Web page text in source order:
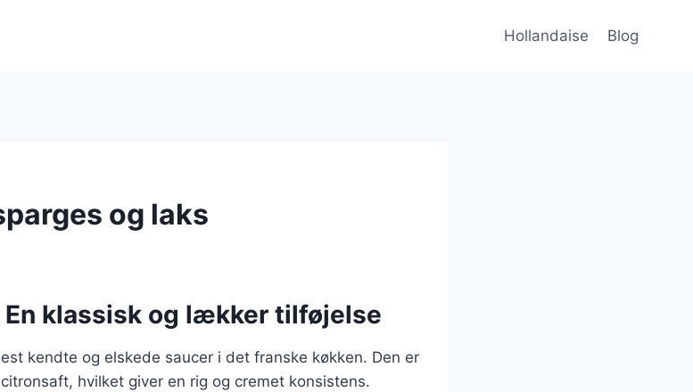
Hollandaise Blog
og laks
En klassisk og lækker tilføjelse
kendte og elskede saucer i det franske køkken. Den er
hvilket giver en rig og cremet konsistens.